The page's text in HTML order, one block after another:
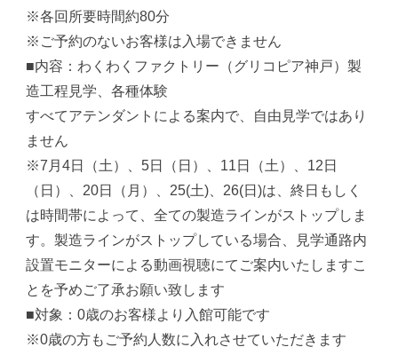
※各回所要時間約80分
※ご予約のないお客様は入場できません
■内容：わくわくファクトリー（グリコピア神戸）製
造工程見学、各種体験
すべてアテンダントによる案内で、自由見学ではあり
ません
※7月4日（土）、5日（日）、11日（土）、12日
（日）、20日（月）、25(土)、26(日)は、終日もしく
は時間帯によって、全ての製造ラインがストップしま
す。製造ラインがストップしている場合、見学通路内
設置モニターによる動画視聴にてご案内いたしますこ
とを予めご了承お願い致します
■対象：0歳のお客様より入館可能です
※0歳の方もご予約人数に入れさせていただきます